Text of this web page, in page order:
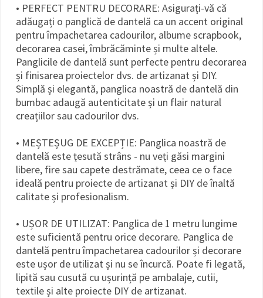
• PERFECT PENTRU DECORARE: Asigurați-vă că
adăugați o panglică de dantelă ca un accent original
pentru împachetarea cadourilor, albume scrapbook,
decorarea casei, îmbrăcăminte și multe altele.
Panglicile de dantelă sunt perfecte pentru decorarea
și finisarea proiectelor dvs. de artizanat și DIY.
Simplă și elegantă, panglica noastră de dantelă din
bumbac adaugă autenticitate și un flair natural
creațiilor sau cadourilor dvs.
• MEȘTEȘUG DE EXCEPȚIE: Panglica noastră de
dantelă este țesută strâns - nu veți găsi margini
libere, fire sau capete destrămate, ceea ce o face
ideală pentru proiecte de artizanat și DIY de înaltă
calitate și profesionalism.
• UȘOR DE UTILIZAT: Panglica de 1 metru lungime
este suficientă pentru orice decorare. Panglica de
dantelă pentru împachetarea cadourilor și decorare
este ușor de utilizat și nu se încurcă. Poate fi legată,
lipită sau cusută cu ușurință pe ambalaje, cutii,
textile și alte proiecte DIY de artizanat.